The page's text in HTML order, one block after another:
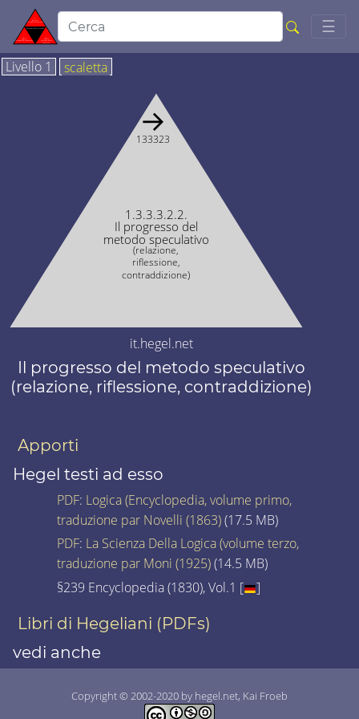
☰
Livello 1 scaletta
1.3.3.3.2.2.
Il progresso del
metodo speculativo
(relazione,
riflessione,
contraddizione)
→
133323
it.hegel.net
Il progresso del metodo speculativo
(relazione, riflessione, contraddizione)
Apporti
Hegel testi ad esso
PDF: Logica (Encyclopedia, volume primo,
traduzione par Novelli (1863)(17.5 MB)
PDF: La Scienza Della Logica (volume terzo,
traduzione par Moni (1925)(14.5 MB)
§239 Encyclopedia (1830), Vol.1 [
]
Libri di Hegeliani (PDFs)
vedi anche
Copyright © 2002-2020 by hegel.net, Kai Froeb